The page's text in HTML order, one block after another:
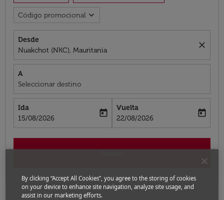
Código promocional expand_more
Desde
Nuakchot (NKC), Mauritania
close
A
Seleccionar destino
Ida
fc-booking-departure-date-aria-label
15/08/2026
today
Vuelta
fc-booking-return-date-aria-label
22/08/2026
today
By clicking “Accept All Cookies”, you agree to the storing of cookies
on your device to enhance site navigation, analyze site usage, and
assist in our marketing efforts.